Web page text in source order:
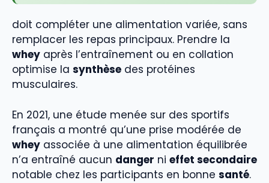
doit compléter une alimentation variée, sans
remplacer les repas principaux. Prendre la
whey après l’entraînement ou en collation
optimise la synthèse des protéines
musculaires.
En 2021, une étude menée sur des sportifs
français a montré qu’une prise modérée de
whey associée à une alimentation équilibrée
n’a entraîné aucun danger ni effet secondaire
notable chez les participants en bonne santé.